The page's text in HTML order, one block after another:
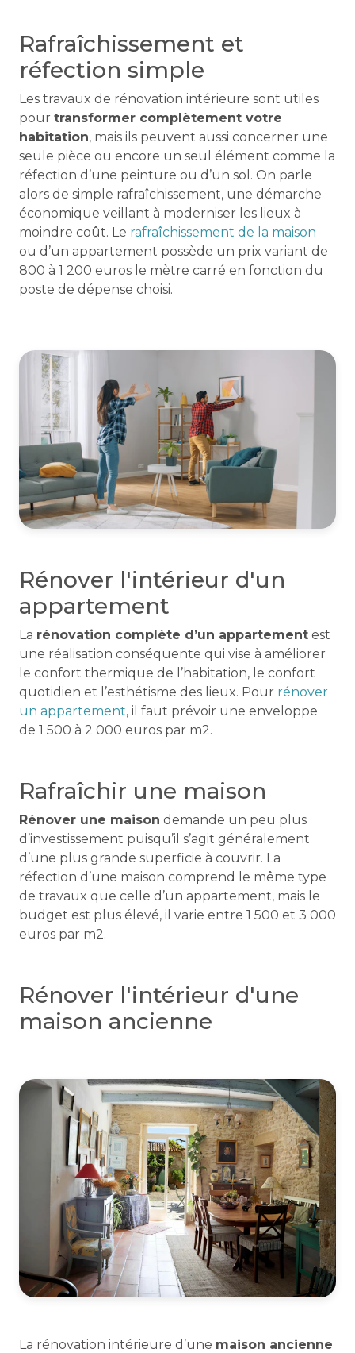
Rafraîchissement et
réfection simple
Les travaux de rénovation intérieure sont utiles
pour transformer complètement votre
habitation, mais ils peuvent aussi concerner une
seule pièce ou encore un seul élément comme la
réfection d’une peinture ou d’un sol. On parle
alors de simple rafraîchissement, une démarche
économique veillant à moderniser les lieux à
moindre coût. Le rafraîchissement de la maison
ou d’un appartement possède un prix variant de
800 à 1 200 euros le mètre carré en fonction du
poste de dépense choisi.
Rénover l'intérieur d'un
appartement
La rénovation complète d’un appartement est
une réalisation conséquente qui vise à améliorer
le confort thermique de l’habitation, le confort
quotidien et l’esthétisme des lieux. Pour rénover
un appartement, il faut prévoir une enveloppe
de 1 500 à 2 000 euros par m2.
Rafraîchir une maison
Rénover une maison demande un peu plus
d’investissement puisqu’il s’agit généralement
d’une plus grande superficie à couvrir. La
réfection d’une maison comprend le même type
de travaux que celle d’un appartement, mais le
budget est plus élevé, il varie entre 1 500 et 3 000
euros par m2.
Rénover l'intérieur d'une
maison ancienne
La rénovation intérieure d’une maison ancienne